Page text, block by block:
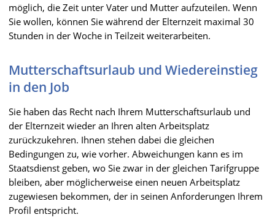
möglich, die Zeit unter Vater und Mutter aufzuteilen. Wenn
Sie wollen, können Sie während der Elternzeit maximal 30
Stunden in der Woche in Teilzeit weiterarbeiten.
Mutterschaftsurlaub und Wiedereinstieg
in den Job
Sie haben das Recht nach Ihrem Mutterschaftsurlaub und
der Elternzeit wieder an Ihren alten Arbeitsplatz
zurückzukehren. Ihnen stehen dabei die gleichen
Bedingungen zu, wie vorher. Abweichungen kann es im
Staatsdienst geben, wo Sie zwar in der gleichen Tarifgruppe
bleiben, aber möglicherweise einen neuen Arbeitsplatz
zugewiesen bekommen, der in seinen Anforderungen Ihrem
Profil entspricht.